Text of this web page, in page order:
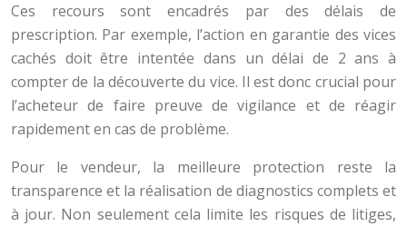
Ces recours sont encadrés par des délais de
prescription. Par exemple, l’action en garantie des vices
cachés doit être intentée dans un délai de 2 ans à
compter de la découverte du vice. Il est donc crucial pour
l’acheteur de faire preuve de vigilance et de réagir
rapidement en cas de problème.
Pour le vendeur, la meilleure protection reste la
transparence et la réalisation de diagnostics complets et
à jour. Non seulement cela limite les risques de litiges,